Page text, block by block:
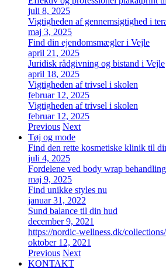
juli 8, 2025
Vigtigheden af gennemsigtighed i
maj 3, 2025
Find din ejendomsmægler i Vejle
april 21, 2025
Juridisk rådgivning og bistand i Vejle
april 18, 2025
Vigtigheden af trivsel i skolen
februar 12, 2025
Vigtigheden af trivsel i skolen
februar 12, 2025
Previous Next
Tøj og mode
Find den rette kosmetiske klinik til
juli 4, 2025
Fordelene ved body wrap
maj 9, 2025
Find unikke styles nu
januar 31, 2022
Sund balance til din hud
december 9, 2021
https://nordic-wellness.dk/
oktober 12, 2021
Previous Next
KONTAKT